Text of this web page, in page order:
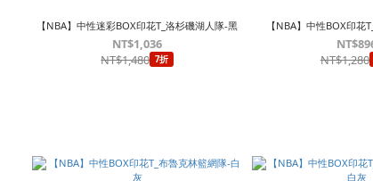
【NBA】中性迷彩BOX印花T_洛杉磯湖人隊-黑
NT$1,036
NT$1,480 7折
【NBA】中性BOX印花
NT$1,280